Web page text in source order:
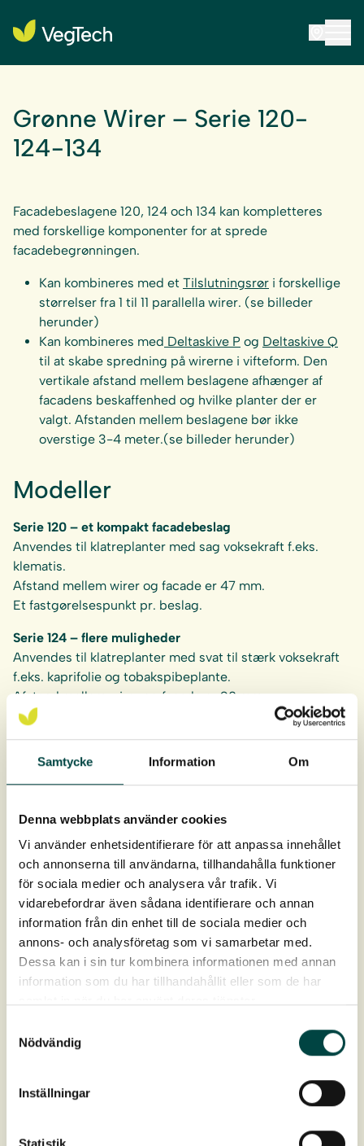
Samtycke Information Om
Denna webbplats använder cookies
Vi använder enhetsidentifierare för att anpassa innehållet
och annonserna till användarna, tillhandahålla funktioner
för sociala medier och analysera vår trafik. Vi
vidarebefordrar även sådana identifierare och annan
information från din enhet till de sociala medier och
annons- och analysföretag som vi samarbetar med.
Dessa kan i sin tur kombinera informationen med annan
information som du har tillhandahållit eller som de har
Nödvändig
Inställningar
Statistik
Grønne Wirer – Serie 120-
124-134
Facadebeslagene 120, 124 och 134 kan kompletteres
med forskellige komponenter for at sprede
facadebegrønningen.
Kan kombineres med et Tilslutningsrør i forskellige
størrelser fra 1 til 11 parallella wirer. (se billeder
herunder)
Kan kombineres med Deltaskive P og Deltaskive Q
til at skabe spredning på wirerne i vifteform. Den
vertikale afstand mellem beslagene afhænger af
facadens beskaffenhed og hvilke planter der er
valgt. Afstanden mellem beslagene bør ikke
overstige 3-4 meter.(se billeder herunder)
Modeller
Serie 120 – et kompakt facadebeslag
Anvendes til klatreplanter med sag voksekraft f.eks.
klematis.
Afstand mellem wirer og facade er 47 mm.
Et fastgørelsespunkt pr. beslag.
Serie 124 – flere muligheder
Anvendes til klatreplanter med svat til stærk voksekraft
f.eks. kaprifolie og tobakspibeplante.
Afstand mellem wirer og facade er 90 mm.
To fastgørelsespunkter pr beslag med c-c 160 mm.
Anvendes til klatreplanter med lav-stærk tilvækst f.eks.
kaprifolie og tobakspibeplante.
To fastgørelsespunkter pr beslag med c-c 150 mm
Produktdata
Artikelnr
Artikelnr